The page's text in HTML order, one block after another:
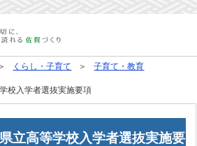
くらし・子育て
子育て・教育
校入学者選抜実施要項
立高等学校入学者選抜実施要